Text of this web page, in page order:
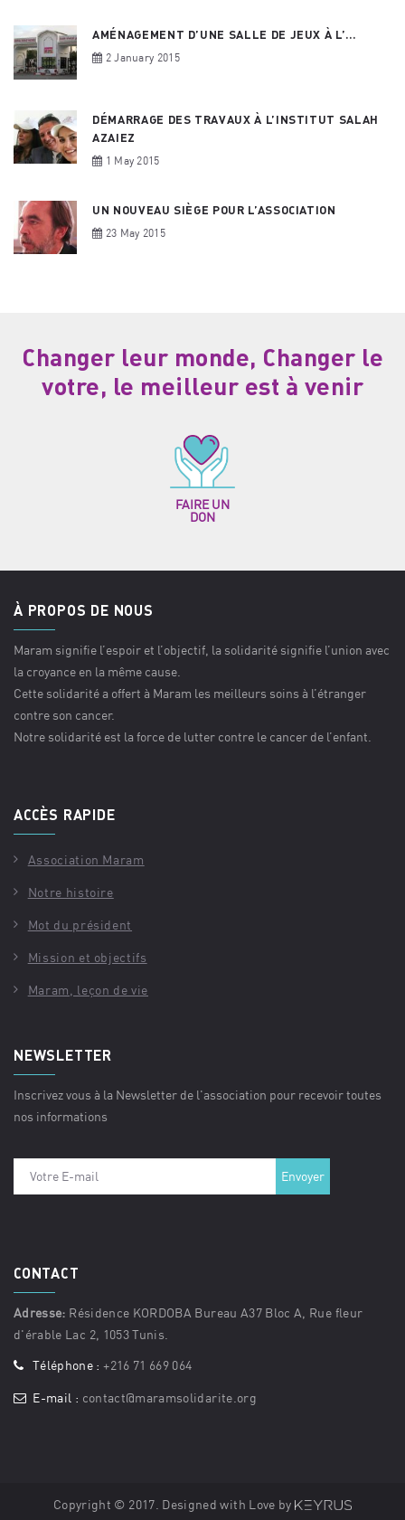
AMÉNAGEMENT D’UNE SALLE DE JEUX À L’...
2 January 2015
DÉMARRAGE DES TRAVAUX À L’INSTITUT SALAH
AZAIEZ
1 May 2015
UN NOUVEAU SIÈGE POUR L’ASSOCIATION
23 May 2015
Changer leur monde, Changer le
votre, le meilleur est à venir
FAIRE UN
DON
À PROPOS DE NOUS
Maram signifie l’espoir et l’objectif, la solidarité signifie l’union avec
la croyance en la même cause.
Cette solidarité a offert à Maram les meilleurs soins à l’étranger
contre son cancer.
Notre solidarité est la force de lutter contre le cancer de l’enfant.
ACCÈS RAPIDE
Association Maram
Notre histoire
Mot du président
Mission et objectifs
Maram, leçon de vie
NEWSLETTER
Inscrivez vous à la Newsletter de l'association pour recevoir toutes
nos informations
CONTACT
Adresse: Résidence KORDOBA Bureau A37 Bloc A, Rue fleur
d'érable Lac 2, 1053 Tunis.
Téléphone : +216 71 669 064
E-mail : contact@maramsolidarite.org
Copyright © 2017. Designed with Love by